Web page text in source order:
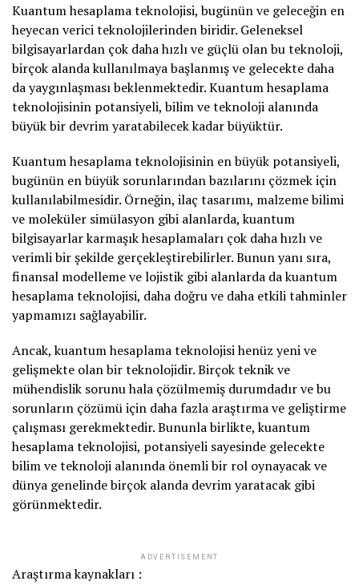
Kuantum hesaplama teknolojisi, bugünün ve geleceğin en
heyecan verici teknolojilerinden biridir. Geleneksel
bilgisayarlardan çok daha hızlı ve güçlü olan bu teknoloji,
birçok alanda kullanılmaya başlanmış ve gelecekte daha
da yaygınlaşması beklenmektedir. Kuantum hesaplama
teknolojisinin potansiyeli, bilim ve teknoloji alanında
büyük bir devrim yaratabilecek kadar büyüktür.
Kuantum hesaplama teknolojisinin en büyük potansiyeli,
bugünün en büyük sorunlarından bazılarını çözmek için
kullanılabilmesidir. Örneğin, ilaç tasarımı, malzeme bilimi
ve moleküler simülasyon gibi alanlarda, kuantum
bilgisayarlar karmaşık hesaplamaları çok daha hızlı ve
verimli bir şekilde gerçekleştirebilirler. Bunun yanı sıra,
finansal modelleme ve lojistik gibi alanlarda da kuantum
hesaplama teknolojisi, daha doğru ve daha etkili tahminler
yapmamızı sağlayabilir.
Ancak, kuantum hesaplama teknolojisi henüz yeni ve
gelişmekte olan bir teknolojidir. Birçok teknik ve
mühendislik sorunu hala çözülmemiş durumdadır ve bu
sorunların çözümü için daha fazla araştırma ve geliştirme
çalışması gerekmektedir. Bununla birlikte, kuantum
hesaplama teknolojisi, potansiyeli sayesinde gelecekte
bilim ve teknoloji alanında önemli bir rol oynayacak ve
dünya genelinde birçok alanda devrim yaratacak gibi
görünmektedir.
ADVERTISEMENT
Araştırma kaynakları :